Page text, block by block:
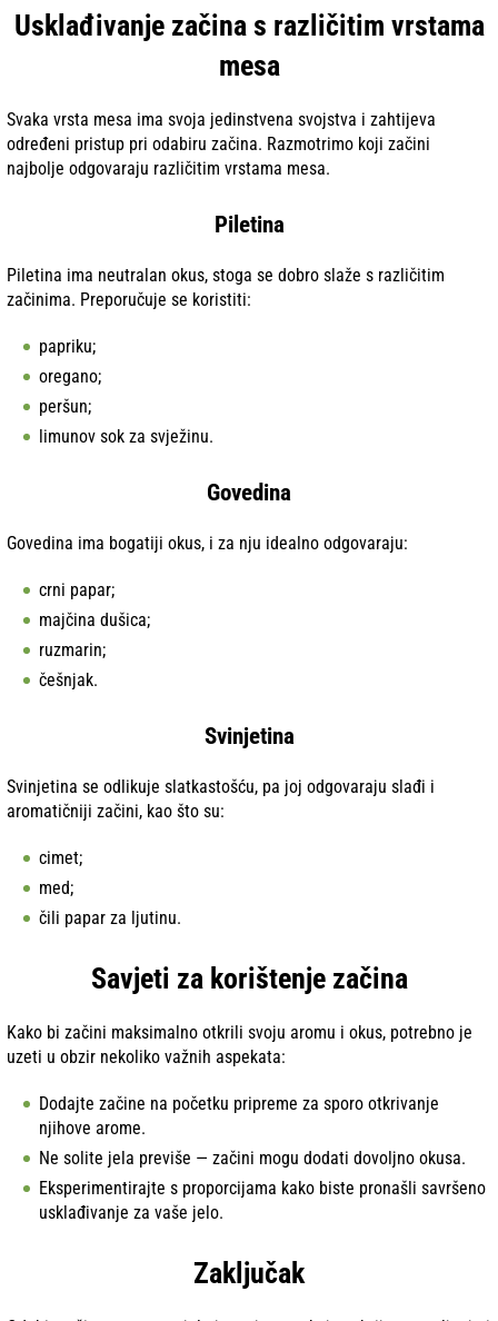
Usklađivanje začina s različitim vrstama
mesa
Svaka vrsta mesa ima svoja jedinstvena svojstva i zahtijeva
određeni pristup pri odabiru začina. Razmotrimo koji začini
najbolje odgovaraju različitim vrstama mesa.
Piletina
Piletina ima neutralan okus, stoga se dobro slaže s različitim
začinima. Preporučuje se koristiti:
papriku;
oregano;
peršun;
limunov sok za svježinu.
Govedina
Govedina ima bogatiji okus, i za nju idealno odgovaraju:
crni papar;
majčina dušica;
ruzmarin;
češnjak.
Svinjetina
Svinjetina se odlikuje slatkastošću, pa joj odgovaraju slađi i
aromatičniji začini, kao što su:
cimet;
med;
čili papar za ljutinu.
Savjeti za korištenje začina
Kako bi začini maksimalno otkrili svoju aromu i okus, potrebno je
uzeti u obzir nekoliko važnih aspekata:
Dodajte začine na početku pripreme za sporo otkrivanje
njihove arome.
Ne solite jela previše — začini mogu dodati dovoljno okusa.
Eksperimentirajte s proporcijama kako biste pronašli savršeno
usklađivanje za vaše jelo.
Zaključak